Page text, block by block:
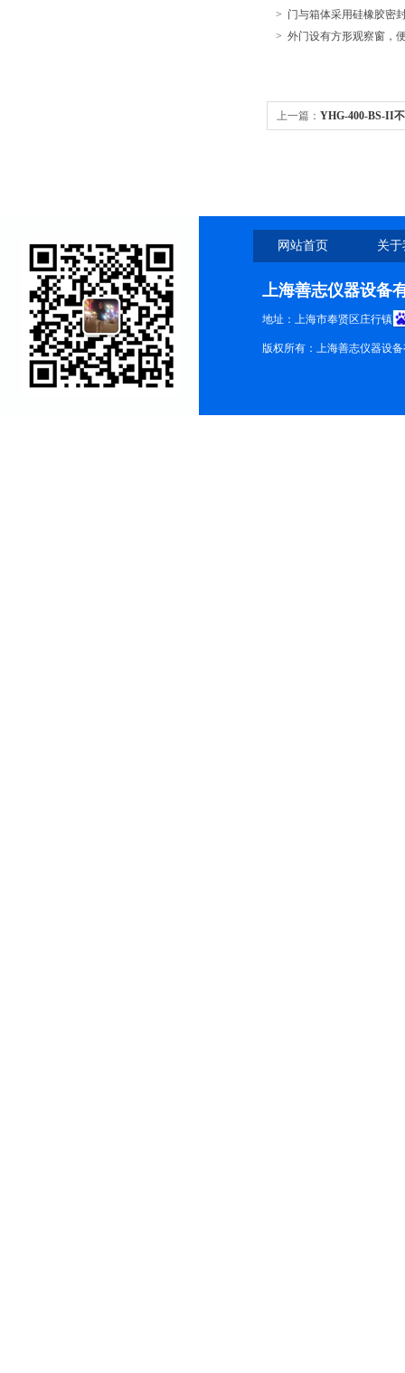
> 门与箱体采用硅橡胶密
> 外门设有方形观察窗，
上一篇： YHG-400-BS-II
网站首页 关
上海善志仪器设备
地址：上海市奉贤区庄行镇
版权所有：上海善志仪器设